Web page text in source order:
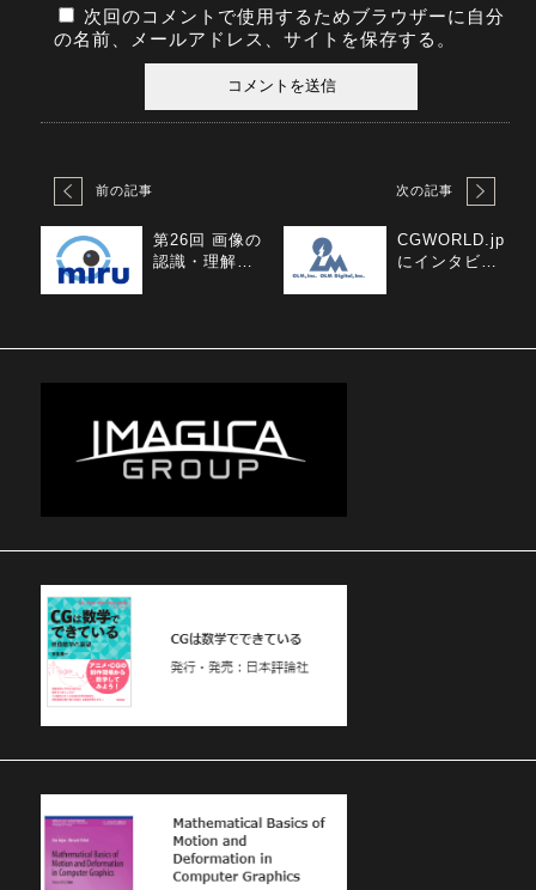
次回のコメントで使用するためブラウザーに自分
の名前、メールアドレス、サイトを保存する。
前の記事
第26回 画像の
認識・理解シ
ーとして参
次の記事
CGWORLD.jp
にインタビュ